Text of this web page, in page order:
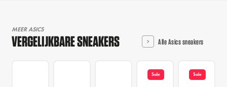
MEER ASICS
VERGELIJKBARE SNEAKERS Alle Asics sneakers
Sale Sale